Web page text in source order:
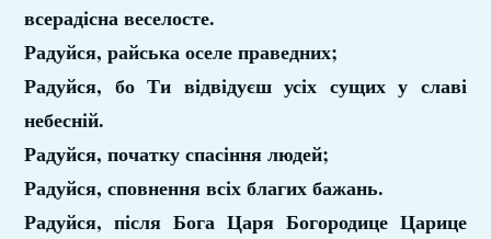
всерадісна веселосте.
Радуйся, райська оселе праведних;
Радуйся, бо Ти відвідуєш усіх сущих у славі
небесній.
Радуйся, початку спасіння людей;
Радуйся, сповнення всіх благих бажань.
Радуйся, після Бога Царя Богородице Царице